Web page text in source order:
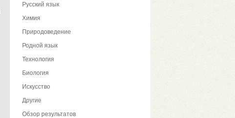
Русский язык
Химия
Природоведение
Родной язык
Технология
Биология
Искусство
Другие
Обзор результатов